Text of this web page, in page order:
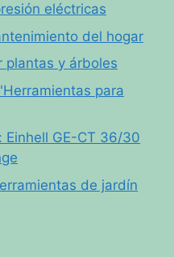
eléctricas
del hogar
plantas y árboles
para
GE-CT 36/30
de jardín